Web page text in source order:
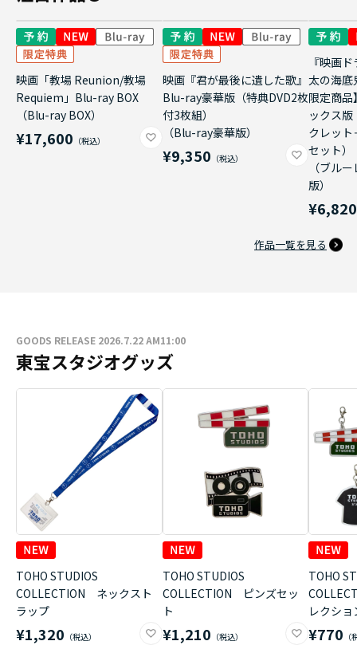
映画「教場 Reunion/教場
Requiem」Blu-ray BOX
（Blu-ray BOX）
¥17,600
映画『君が最後に遺した歌』
Blu-ray豪華版（特典DVD2枚
付3枚組）
（Blu-ray豪華版）
¥9,350
『映画
太の海底
限定商品
ックス
クレッ
セット）
（ブル
版）
¥6,820
作品一覧を見る
GOODS RELEASE 2026.7.22 AM11:00
東宝スタジオグッズ
TOHO STUDIOS
COLLECTION ネックスト
ラップ
¥1,320
TOHO STUDIOS
COLLECTION ピンズセッ
ト
¥1,210
TOHO
レクシ
¥770